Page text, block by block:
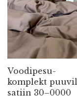
Voodi­pe­su­
komplekt
satiin 30–0000